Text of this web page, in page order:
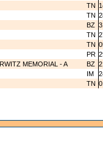
TN
TN
BZ
TN
TN
PR
MEMORIAL - A BZ
IM
TN